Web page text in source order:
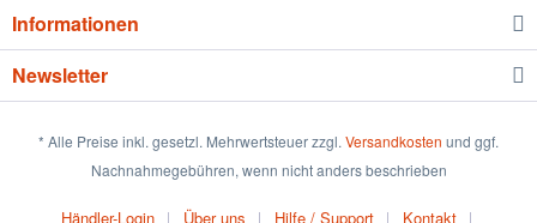
Informationen
Newsletter
* Alle Preise inkl. gesetzl. Mehrwertsteuer zzgl. Versandkosten und ggf.
Nachnahmegebühren, wenn nicht anders beschrieben
Händler-Login Über uns Hilfe / Support Kontakt